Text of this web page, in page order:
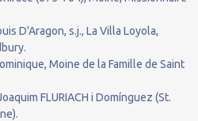
D'Aragon, s.j., La Villa Loyola,
Moine de la Famille de Saint
FLURIACH i Domínguez (St.